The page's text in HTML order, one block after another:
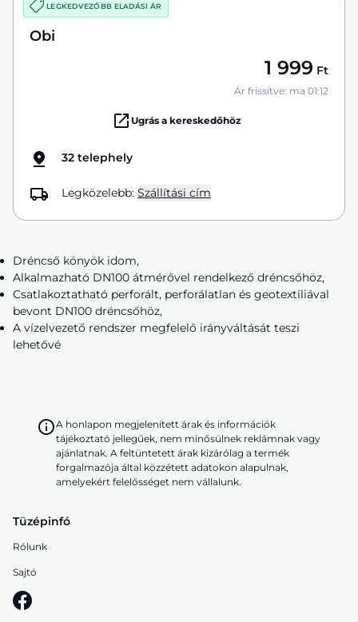
LEGKEDVEZŐBB ELADÁSI ÁR
Obi
1 999 Ft
Ár frissítve: ma 01:12
Ugrás a kereskedőhöz
32 telephely
Legközelebb: Szállítási cím
Dréncső könyök idom,
Alkalmazható DN100 átmérővel rendelkező dréncsőhöz,
Csatlakoztatható perforált, perforálatlan és geotextíliával
bevont DN100 dréncsőhöz,
A vízelvezető rendszer megfelelő irányváltását teszi
lehetővé
A honlapon megjelenített árak és információk
tájékoztató jellegűek, nem minősülnek reklámnak vagy
ajánlatnak. A feltüntetett árak kizárólag a termék
forgalmazója által közzétett adatokon alapulnak,
amelyekért felelősséget nem vállalunk.
Tüzépinfó
Rólunk
Sajtó